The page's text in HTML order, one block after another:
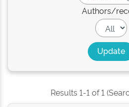
Authors/
Results 1-1 of 1